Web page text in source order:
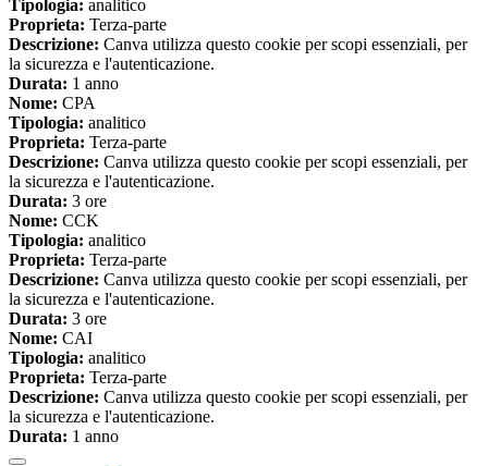
Tipologia: analitico
Proprieta: Terza-parte
Descrizione: Canva utilizza questo cookie per scopi essenziali, per
la sicurezza e l'autenticazione.
Durata: 1 anno
Nome: CPA
Tipologia: analitico
Proprieta: Terza-parte
Descrizione: Canva utilizza questo cookie per scopi essenziali, per
la sicurezza e l'autenticazione.
Durata: 3 ore
Nome: CCK
Tipologia: analitico
Proprieta: Terza-parte
Descrizione: Canva utilizza questo cookie per scopi essenziali, per
la sicurezza e l'autenticazione.
Durata: 3 ore
Nome: CAI
Tipologia: analitico
Proprieta: Terza-parte
Descrizione: Canva utilizza questo cookie per scopi essenziali, per
la sicurezza e l'autenticazione.
Durata: 1 anno